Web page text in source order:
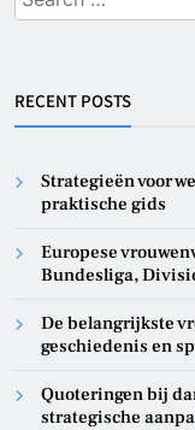
for:
RECENT POSTS
Strategieën voor
praktische gids
Europese
Bundesliga,
De belangrijkste
geschiedenis en
Quoteringen bij
strategische